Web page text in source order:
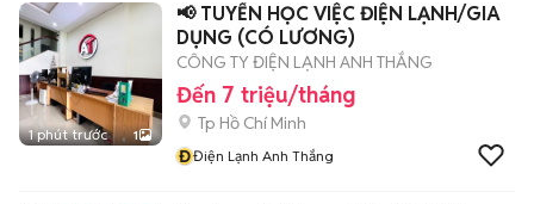
1 phút trước 1
📢 TUYỂN HỌC VIỆC ĐIỆN LẠNH/GIA
DỤNG (CÓ LƯƠNG)
CÔNG TY ĐIỆN LẠNH ANH THẮNG
Đến 7 triệu/tháng
Tp Hồ Chí Minh
ĐĐiện Lạnh Anh Thắng